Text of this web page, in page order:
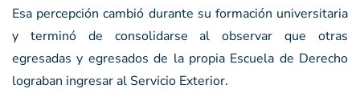
Esa percepción cambió durante su formación universitaria
y terminó de consolidarse al observar que otras
egresadas y egresados de la propia Escuela de Derecho
lograban ingresar al Servicio Exterior.